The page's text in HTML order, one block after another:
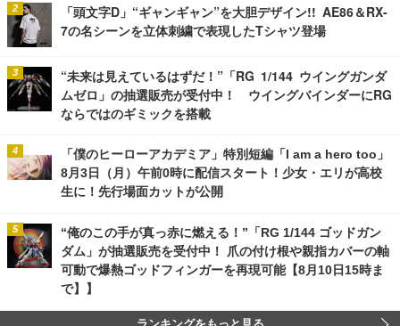
「頭文字D」“ギャンギャン”を大胆デザイン!! AE86＆RX-
7の名シーンを立体刺繍で表現したTシャツ登場
“未来は見えているはずだ！”「RG 1/144 ウイングガンダ
ムゼロ」の抽選販売が受付中！ ウイングバインダーにRG
ならではのギミックを搭載
「僕のヒーローアカデミア」特別短編「I am a hero too」
8月3日（月）午前0時に配信スタート！少女・エリが高校
生に！先行場面カットが公開
“俺のこの手が真っ赤に燃える！”「RG 1/144 ゴッドガン
ダム」が抽選販売を受付中！ 爪の付け根や親指カバーの軸
可動で爆熱ゴッドフィンガーを再現可能【8月10日15時ま
で】】